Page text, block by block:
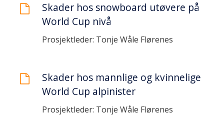
Skader hos snowboard utøvere på
World Cup nivå
Prosjektleder: Tonje Wåle Flørenes
Skader hos mannlige og kvinnelige
World Cup alpinister
Prosjektleder: Tonje Wåle Flørenes